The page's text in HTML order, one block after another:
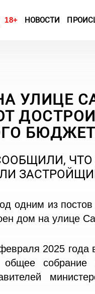
18+ НОВОСТИ
УЛИЦЕ
одним из постов
дом на улице
2025 года
собрание